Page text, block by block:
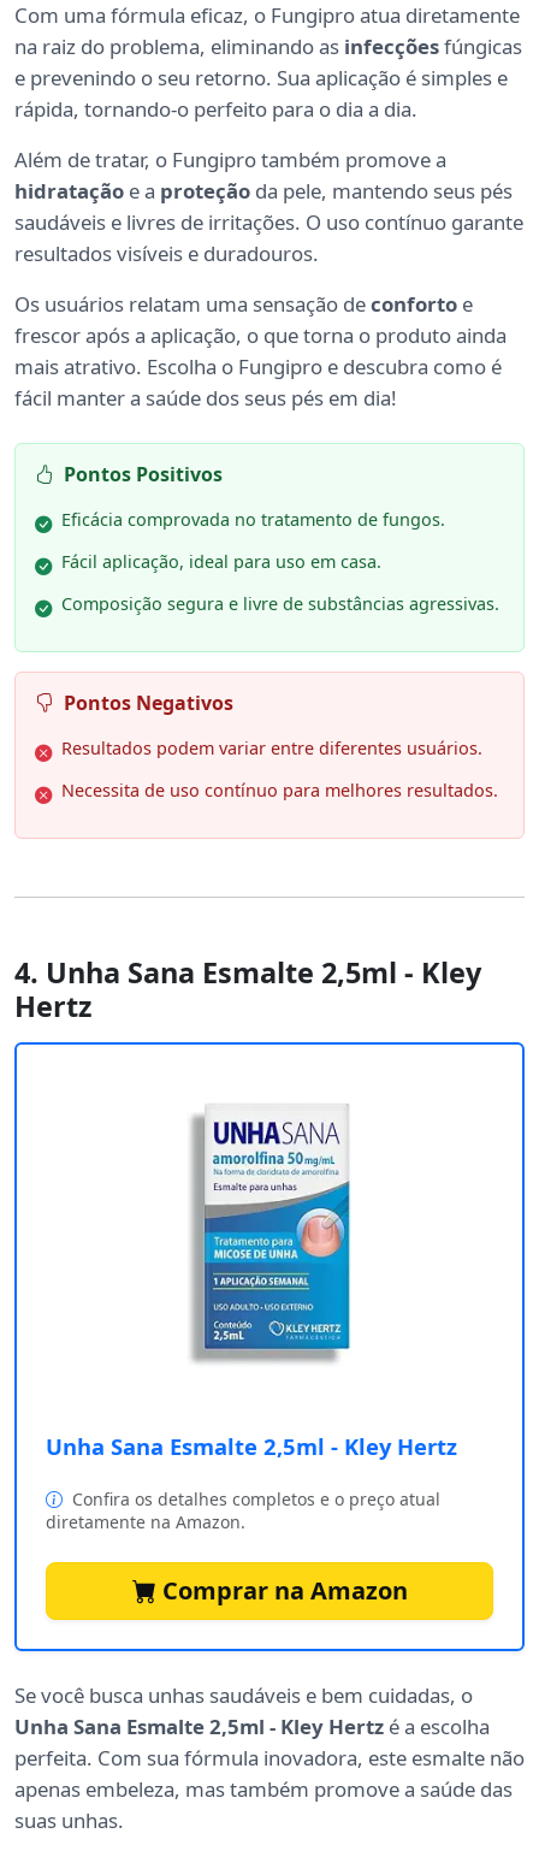
Com uma fórmula eficaz, o Fungipro atua diretamente
na raiz do problema, eliminando as infecçõesfúngicas
e prevenindo o seu retorno. Sua aplicação é simples e
rápida, tornando-o perfeito para o dia a dia.
Além de tratar, o Fungipro também promove a
hidratação e a proteção da pele, mantendo seus pés
saudáveis e livres de irritações. O uso contínuo garante
resultados visíveis e duradouros.
Os usuários relatam uma sensação deconforto e
frescor após a aplicação, o que torna o produto ainda
mais atrativo. Escolha o Fungipro e descubra como é
fácil manter a saúde dos seus pés em dia!
Pontos Positivos
Eficácia comprovada no tratamento de fungos.
Fácil aplicação, ideal para uso em casa.
Composição segura e livre de substâncias agressivas.
Pontos Negativos
Resultados podem variar entre diferentes usuários.
Necessita de uso contínuo para melhores resultados.
4. Unha Sana Esmalte 2,5ml - Kley
Hertz
Unha Sana Esmalte 2,5ml - Kley Hertz
Confira os detalhes completos e o preço atual
diretamente na Amazon.
Comprar na Amazon
Se você busca unhas saudáveis e bem cuidadas, o
Unha Sana Esmalte 2,5ml - Kley Hertz é a escolha
perfeita. Com sua fórmula inovadora, este esmalte não
apenas embeleza, mas também promove a saúde das
suas unhas.